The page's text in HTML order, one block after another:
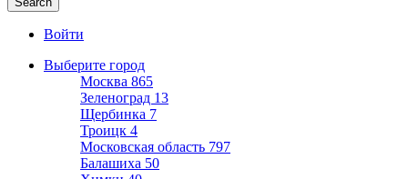
Войти
Выберите город
Москва 865
Зеленоград 13
Щербинка 7
Троицк 4
Московская область 797
Балашиха 50